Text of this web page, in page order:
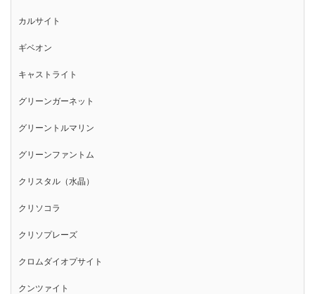
カルサイト
ギベオン
キャストライト
グリーンガーネット
グリーントルマリン
グリーンファントム
クリスタル（水晶）
クリソコラ
クリソプレーズ
クロムダイオプサイト
クンツァイト